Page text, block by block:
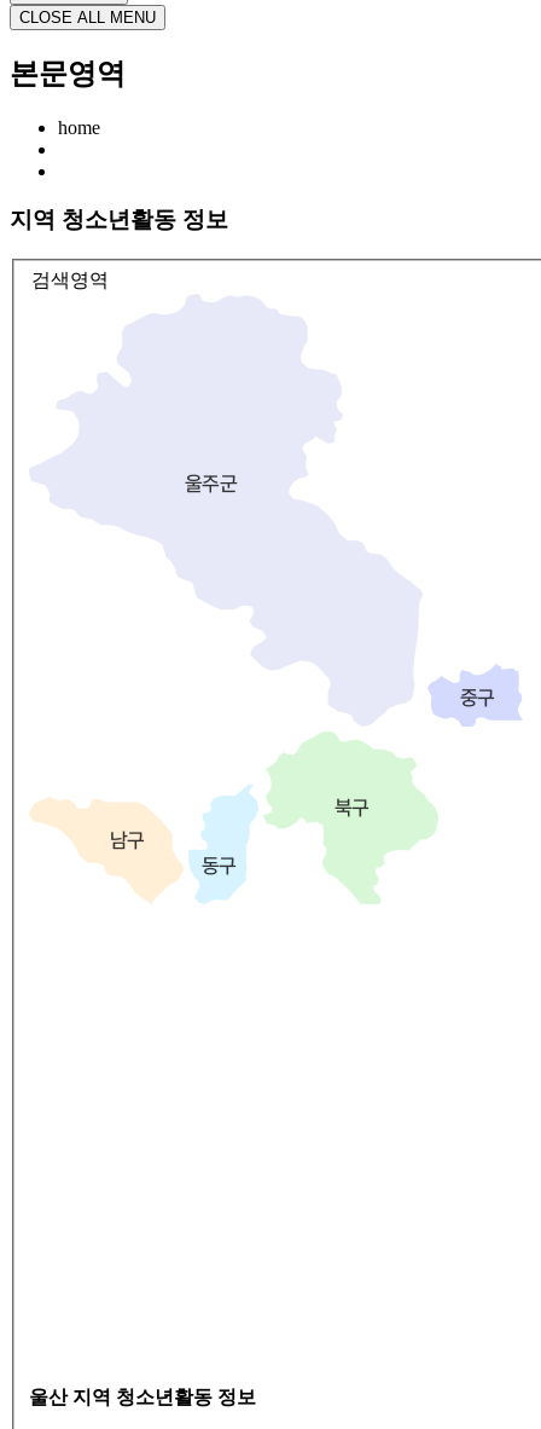
CLOSE ALL MENU
본문영역
home
지역 청소년활동 정보
검색영역
울산 지역 청소년활동 정보